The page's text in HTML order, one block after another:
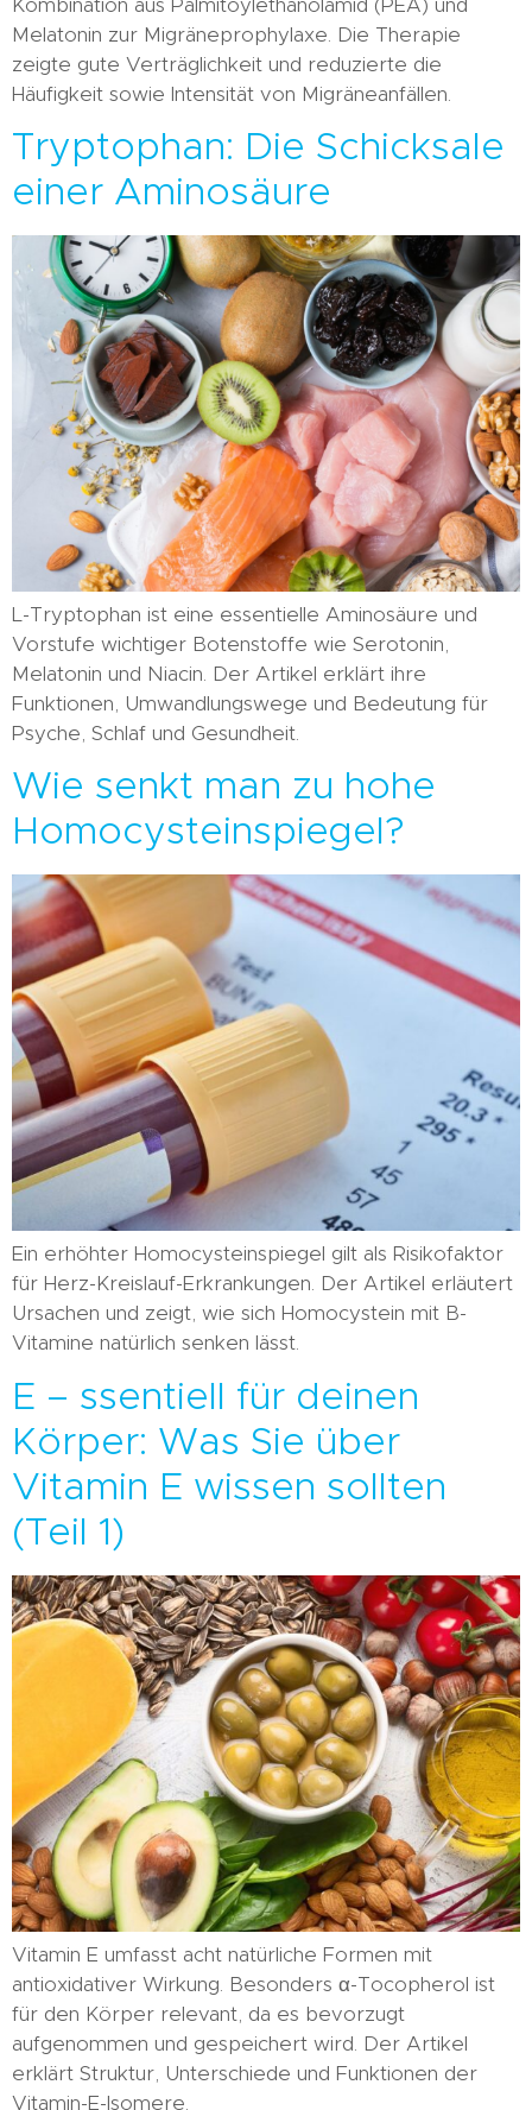
Kombination aus Palmitoylethanolamid (PEA) und
Melatonin zur Migräneprophylaxe. Die Therapie
zeigte gute Verträglichkeit und reduzierte die
Häufigkeit sowie Intensität von Migräneanfällen.
Tryptophan: Die Schicksale
einer Aminosäure
L-Tryptophan ist eine essentielle Aminosäure und
Vorstufe wichtiger Botenstoffe wie Serotonin,
Melatonin und Niacin. Der Artikel erklärt ihre
Funktionen, Umwandlungswege und Bedeutung für
Psyche, Schlaf und Gesundheit.
Wie senkt man zu hohe
Homocysteinspiegel?
Ein erhöhter Homocysteinspiegel gilt als Risikofaktor
für Herz-Kreislauf-Erkrankungen. Der Artikel erläutert
Ursachen und zeigt, wie sich Homocystein mit B-
Vitamine natürlich senken lässt.
E – ssentiell für deinen
Körper: Was Sie über
Vitamin E wissen sollten
(Teil 1)
Vitamin E umfasst acht natürliche Formen mit
antioxidativer Wirkung. Besonders α-Tocopherol ist
für den Körper relevant, da es bevorzugt
aufgenommen und gespeichert wird. Der Artikel
erklärt Struktur, Unterschiede und Funktionen der
Vitamin-E-Isomere.